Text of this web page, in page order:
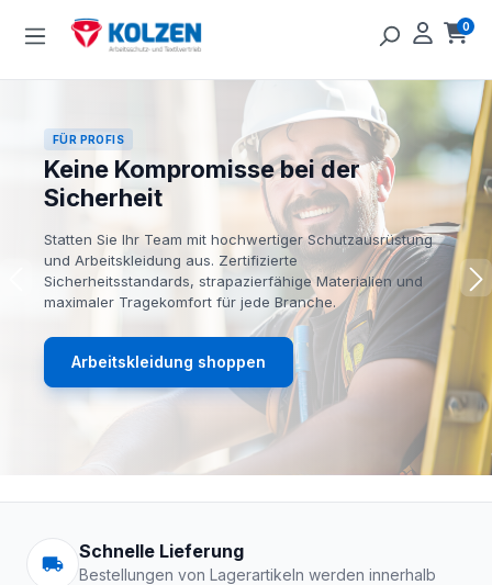
Zum Hauptinhalt springen 0
FÜR PROFIS
Keine Kompromisse bei der
Sicherheit
Statten Sie Ihr Team mit hochwertiger Schutzausrüstung
und Arbeitskleidung aus. Zertifizierte
Sicherheitsstandards, strapazierfähige Materialien und
maximaler Tragekomfort für jede Branche.
Arbeitskleidung shoppen
Arbeitskleidung |
Schnelle Lieferung
Bestellungen von Lagerartikeln werden innerhalb